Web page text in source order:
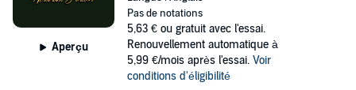
Aperçu
Pas de notations
5,63 € ou gratuit avec l'essai.
Renouvellement automatique à
5,99 €/mois après l'essai. Voir
conditions d'éligibilité